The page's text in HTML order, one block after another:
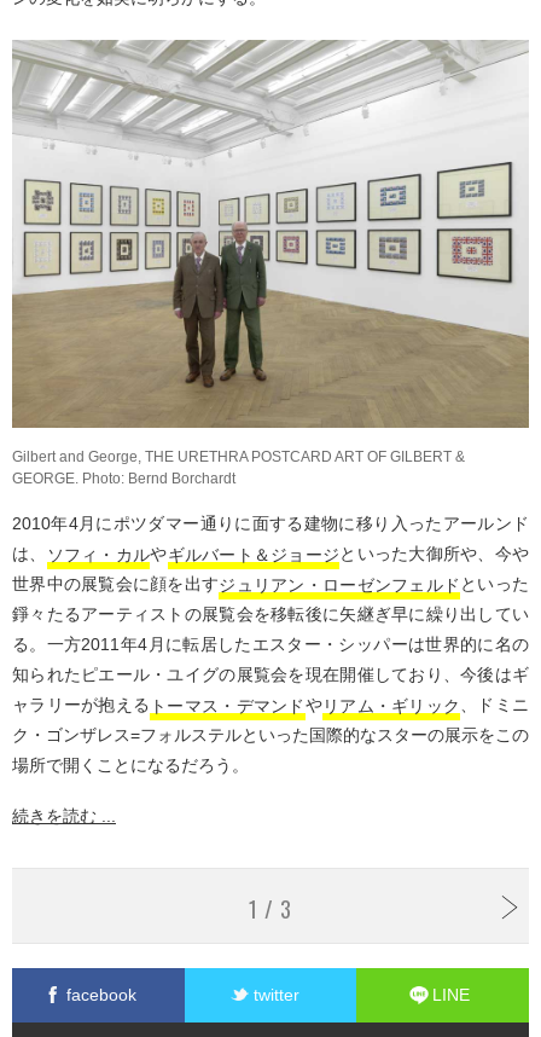
Gilbert and George, THE URETHRA POSTCARD ART OF GILBERT &
GEORGE. Photo: Bernd Borchardt
2010年4月にポツダマー通りに面する建物に移り入ったアールンド
は、
ソフィ・カルやギルバート＆ジョージといった大御所や、今や
世界中の展覧会に顔を出すジュリアン・ローゼンフェルド といった
錚々たるアーティストの展覧会を移転後に矢継ぎ早に繰り出してい
る。一方2011年4月に転居したエスター・シッパーは世界的に名の
知られたピエール・ユイグの展覧会を現在開催しており、今後はギ
ャラリーが抱える トーマス・デマンドやリアム・ギリック、ドミニ
ク・ゴンザレス=フォルステルといった国際的なスターの展示をこの
場所で開くことになるだろう。
続きを読む ...
1 / 3
facebook twitter LINE